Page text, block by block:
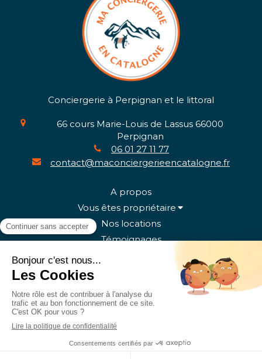
Conciergerie à Perpignan et le littoral
66 cours Marie-Louis de Lassus 66000
Perpignan
06 01 27 11 77
contact@maconciergerieencatalogne.fr
A propos
Vous êtes propriétaire
Nos locations
Témoignages
Mentions légales
Politique de Confidentialité
Conditions Générales d'Utilisation